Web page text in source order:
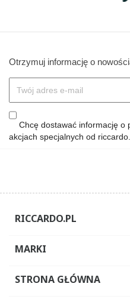
Otrzymuj informację o
Chcę dostawać informację o
akcjach specjalnych od
RICCARDO.PL
MARKI
STRONA GŁÓWNA